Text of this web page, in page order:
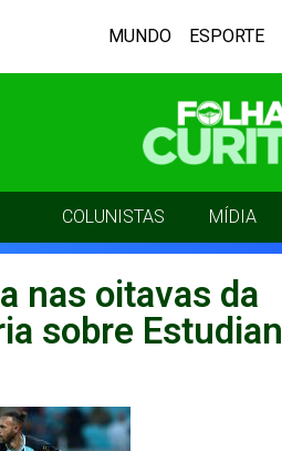
MUNDO ESPORTE
COLUNISTAS MÍDIA
nas oitavas da
sobre